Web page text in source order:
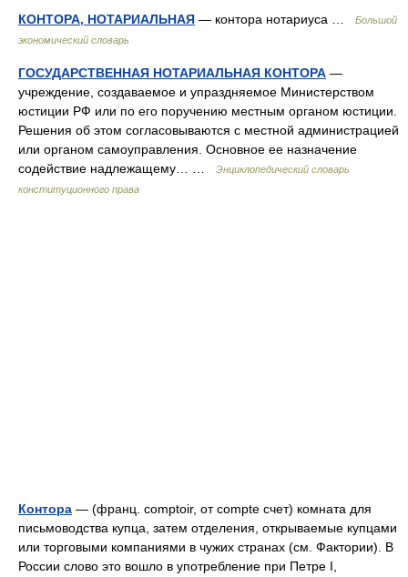
КОНТОРА, НОТАРИАЛЬНАЯ — контора нотариуса …
Большой
экономический словарь
ГОСУДАРСТВЕННАЯ НОТАРИАЛЬНАЯ КОНТОРА —
учреждение, создаваемое и упраздняемое Министерством
юстиции РФ или по его поручению местным органом юстиции.
Решения об этом согласовываются с местной администрацией
или органом самоуправления. Основное ее назначение
содействие надлежащему… …
Энциклопедический словарь
конституционного права
Контора — (франц. comptoir, от compte счет) комната для
письмоводства купца, затем отделения, открываемые купцами
или торговыми компаниями в чужих странах (см. Фактории). В
России слово это вошло в употребление при Петре I,